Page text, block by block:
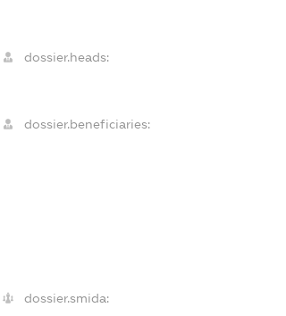
dossier.heads:
dossier.beneficiaries:
dossier.smida: